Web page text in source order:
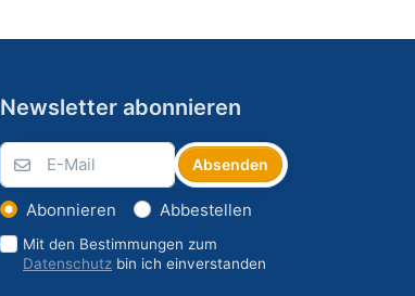
Newsletter abonnieren
Absenden
Abonnieren Abbestellen
Mit den Bestimmungen zum
Datenschutz bin ich einverstanden